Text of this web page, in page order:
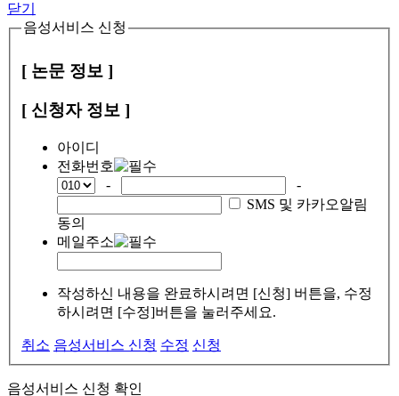
닫기
음성서비스 신청
[ 논문 정보 ]
[ 신청자 정보 ]
아이디
전화번호
-
-
SMS 및 카카오알림
동의
메일주소
작성하신 내용을 완료하시려면 [신청] 버튼을, 수정
하시려면 [수정]버튼을 눌러주세요.
취소 음성서비스 신청 수정 신청
음성서비스 신청 확인